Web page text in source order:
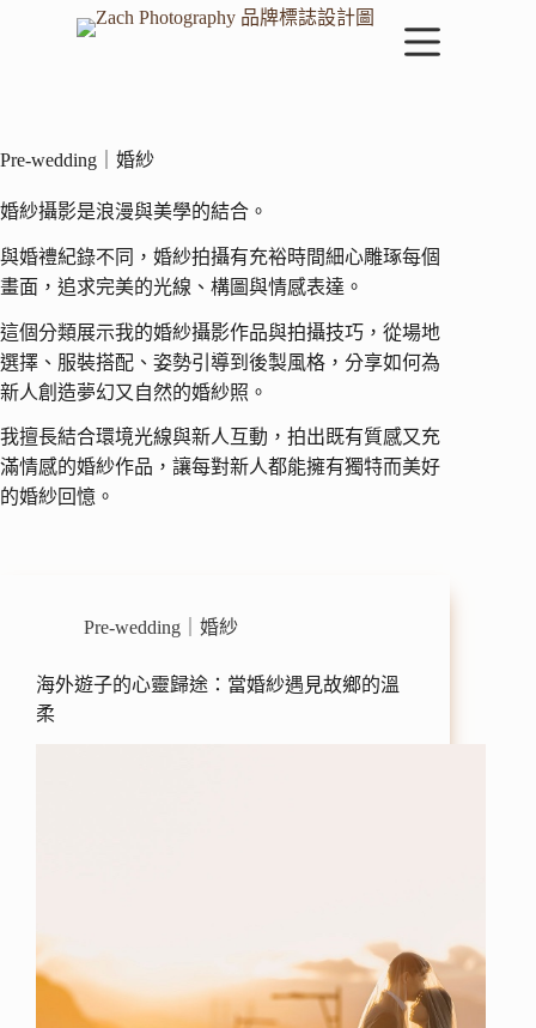
容
Pre-wedding｜婚紗
婚紗攝影是浪漫與美學的結合。
與婚禮紀錄不同，婚紗拍攝有充裕時間細心雕琢每個
畫面，追求完美的光線、構圖與情感表達。
這個分類展示我的婚紗攝影作品與拍攝技巧，從場地
選擇、服裝搭配、姿勢引導到後製風格，分享如何為
新人創造夢幻又自然的婚紗照。
我擅長結合環境光線與新人互動，拍出既有質感又充
滿情感的婚紗作品，讓每對新人都能擁有獨特而美好
的婚紗回憶。
Pre-wedding｜婚紗
海外遊子的心靈歸途：當婚紗遇見故鄉的溫
柔